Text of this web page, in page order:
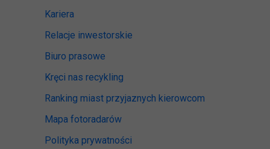
Kariera
Relacje inwestorskie
Biuro prasowe
Kręci nas recykling
Ranking miast przyjaznych kierowcom
Mapa fotoradarów
Polityka prywatności